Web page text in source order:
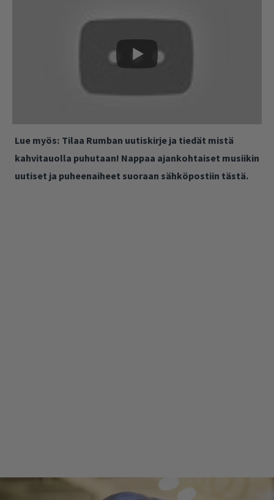
Lue myös: Tilaa Rumban uutiskirje ja tiedät mistä
kahvitauolla puhutaan! Nappaa ajankohtaiset musiikin
uutiset ja puheenaiheet suoraan sähköpostiin tästä.